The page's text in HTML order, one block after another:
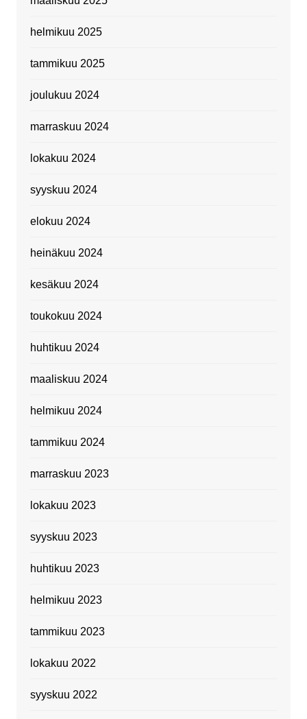
helmikuu 2025
tammikuu 2025
joulukuu 2024
marraskuu 2024
lokakuu 2024
syyskuu 2024
elokuu 2024
heinäkuu 2024
kesäkuu 2024
toukokuu 2024
huhtikuu 2024
maaliskuu 2024
helmikuu 2024
tammikuu 2024
marraskuu 2023
lokakuu 2023
syyskuu 2023
huhtikuu 2023
helmikuu 2023
tammikuu 2023
lokakuu 2022
syyskuu 2022